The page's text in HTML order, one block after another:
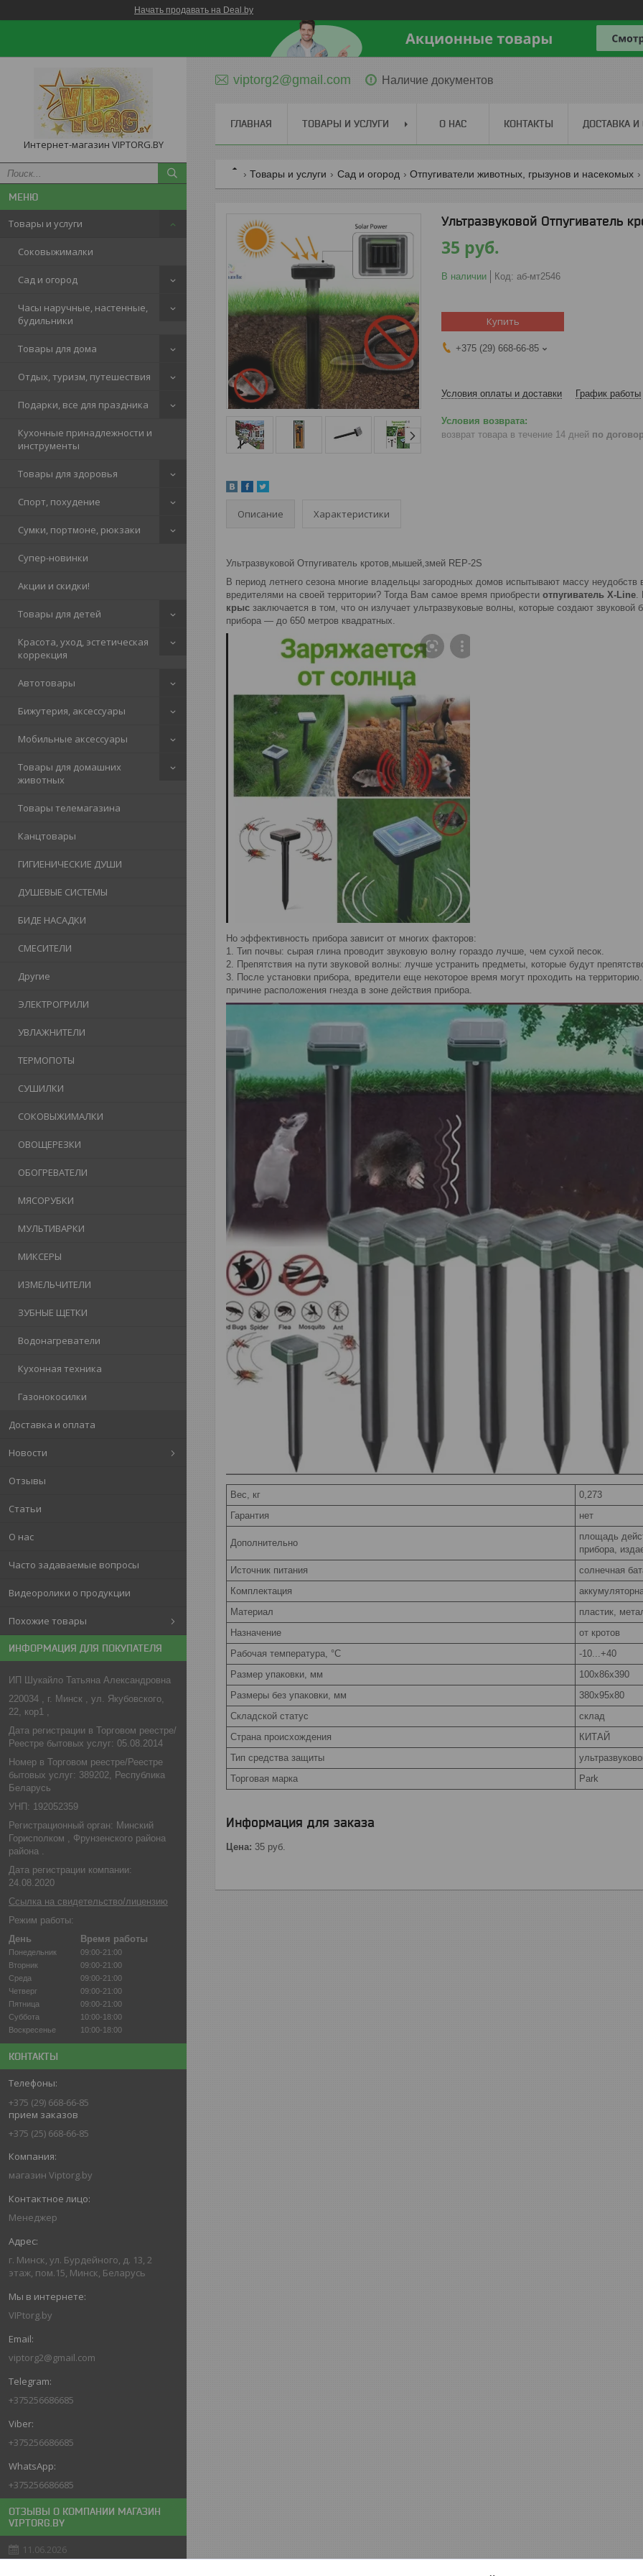
Начать продавать на Deal.by
Интернет-магазин VIPTORG.BY
Товары и услуги
Соковыжималки
Сад и огород
Часы наручные, настенные,
будильники
Товары для дома
Отдых, туризм, путешествия
Подарки, все для праздника
Кухонные принадлежности и
инструменты
Товары для здоровья
Спорт, похудение
Сумки, портмоне, рюкзаки
Супер-новинки
Акции и скидки!
Товары для детей
Красота, уход, эстетическая
коррекция
Автотовары
Бижутерия, аксессуары
Мобильные аксессуары
Товары для домашних
животных
Товары телемагазина
Канцтовары
ГИГИЕНИЧЕСКИЕ ДУШИ
ДУШЕВЫЕ СИСТЕМЫ
БИДЕ НАСАДКИ
СМЕСИТЕЛИ
Другие
ЭЛЕКТРОГРИЛИ
УВЛАЖНИТЕЛИ
ТЕРМОПОТЫ
СУШИЛКИ
СОКОВЫЖИМАЛКИ
ОВОЩЕРЕЗКИ
ОБОГРЕВАТЕЛИ
МЯСОРУБКИ
МУЛЬТИВАРКИ
МИКСЕРЫ
ИЗМЕЛЬЧИТЕЛИ
ЗУБНЫЕ ЩЕТКИ
Водонагреватели
Кухонная техника
Газонокосилки
Доставка и оплата
Новости
Отзывы
Статьи
О нас
Часто задаваемые вопросы
Видеоролики о продукции
Похожие товары
ИНФОРМАЦИЯ ДЛЯ ПОКУПАТЕЛЯ
ИП Шукайло Татьяна Александровна
220034 , г. Минск , ул. Якубовского,
22, кор1 ,
Дата регистрации в Торговом реестре/
Реестре бытовых услуг: 05.08.2014
Номер в Торговом реестре/Реестре
бытовых услуг: 389202, Республика
Беларусь
УНП: 192052359
Регистрационный орган: Минский
Горисполком , Фрунзенского района
района .
Дата регистрации компании:
24.08.2020
Ссылка на свидетельство/лицензию
Режим работы:
День
Время работы
Понедельник
09:00-21:00
Вторник
09:00-21:00
Среда
09:00-21:00
Четверг
09:00-21:00
Пятница
09:00-21:00
Суббота
10:00-18:00
Воскресенье
10:00-18:00
КОНТАКТЫ
+375 (29) 668-66-85
прием заказов
+375 (25) 668-66-85
магазин Viptorg.by
Менеджер
г. Минск, ул. Бурдейного, д. 13, 2
этаж, пом.15, Минск, Беларусь
VIPtorg.by
viptorg2@gmail.com
+375256686685
+375256686685
+375256686685
ОТЗЫВЫ О КОМПАНИИ МАГАЗИН
VIPTORG.BY
11.06.2026
viptorg2@gmail.com Наличие документов
ГЛАВНАЯ ТОВАРЫ И УСЛУГИ О НАС КОНТАКТЫ ДОСТАВКА И
Товары и услуги Сад и огород Отпугиватели животных, грызунов и насекомых
Ультразвуковой Отпугиватель
35 руб.
В наличии Код: аб-мт2546
Купить
+375 (29) 668-66-85
Условия оплаты и доставки График работы
возврат товара в течение 14 дней по
Описание Характеристики
Ультразвуковой Отпугиватель кротов,мышей,змей REP-2S
В период летнего сезона многие владельцы загородных домов испытывают массу
вредителями на своей территории? Тогда Вам самое время приобрести отпугиватель X-Line.
крыс заключается в том, что он излучает ультразвуковые волны, которые создают звуковой
прибора ― до 650 метров квадратных.
Но эффективность прибора зависит от многих факторов:
1. Тип почвы: сырая глина проводит звуковую волну гораздо лучше, чем сухой песок.
2. Препятствия на пути звуковой волны: лучше устранить предметы, которые будут
3. После установки прибора, вредители еще некоторое время могут проходить на
причине расположения гнезда в зоне действия прибора.
Вес, кг
0,273
Гарантия
нет
Дополнительно
площадь
прибора,
Источник питания
солнечная
Комплектация
Материал
пластик,
Назначение
от кротов
Рабочая температура, °C
-10...+40
Размер упаковки, мм
100х86х390
Размеры без упаковки, мм
380х95х80
Складской статус
склад
Страна происхождения
КИТАЙ
Тип средства защиты
Торговая марка
Park
Информация для заказа
Цена: 35 руб.